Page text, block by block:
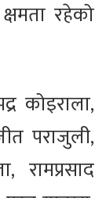
रहेको
कोइराला,
पराजुली,
रामप्रसाद